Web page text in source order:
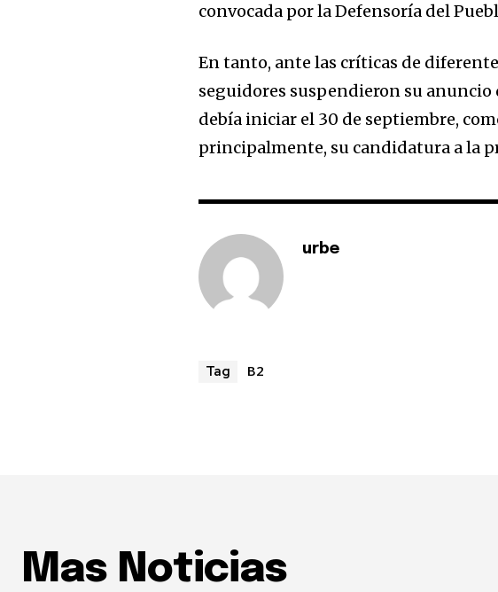
convocada por la Defensoría del
En tanto, ante las críticas de
seguidores suspendieron su anuncio
debía iniciar el 30 de septiembre,
principalmente, su candidatura a la
urbe
Tag B2
Mas Noticias